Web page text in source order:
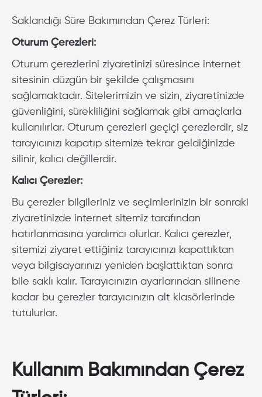
Saklandığı Süre Bakımından Çerez Türleri:
Oturum Çerezleri:
Oturum çerezlerini ziyaretinizi süresince internet
sitesinin düzgün bir şekilde çalışmasını
sağlamaktadır. Sitelerimizin ve sizin, ziyaretinizde
güvenliğini, sürekliliğini sağlamak gibi amaçlarla
kullanılırlar. Oturum çerezleri geçiçi çerezlerdir, siz
tarayıcınızı kapatıp sitemize tekrar geldiğinizde
silinir, kalıcı değillerdir.
Kalıcı Çerezler:
Bu çerezler bilgileriniz ve seçimlerinizin bir sonraki
ziyaretinizde internet sitemiz tarafından
hatırlanmasına yardımcı olurlar. Kalıcı çerezler,
sitemizi ziyaret ettiğiniz tarayıcınızı kapattıktan
veya bilgisayarınızı yeniden başlattıktan sonra
bile saklı kalır. Tarayıcınızın ayarlarından silinene
kadar bu çerezler tarayıcınızın alt klasörlerinde
tutulurlar.
Kullanım Bakımından Çerez